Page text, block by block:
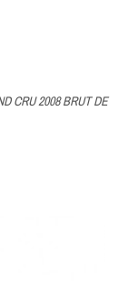
CRU 2008 BRUT DE